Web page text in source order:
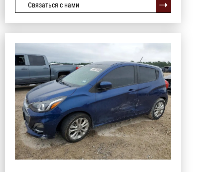
Связаться с нами